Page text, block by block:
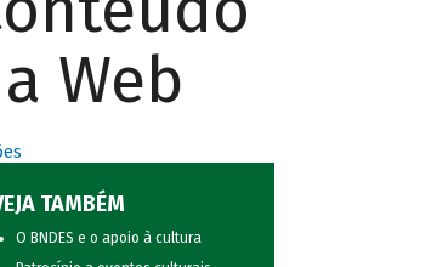
Web
TAMBÉM
O BNDES e o apoio à cultura